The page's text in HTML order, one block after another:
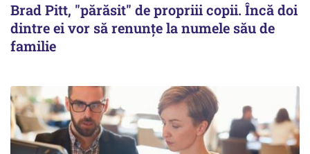
Brad Pitt, "părăsit" de propriii copii. Încă doi
dintre ei vor să renunțe la numele său de
familie